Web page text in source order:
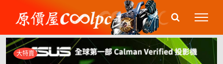
content
大特賣